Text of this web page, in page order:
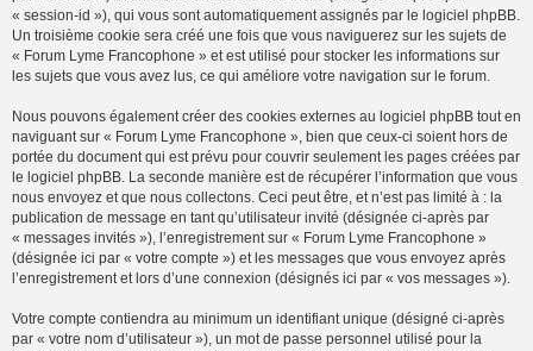
« session-id »), qui vous sont automatiquement assignés par le logiciel phpBB.
Un troisième cookie sera créé une fois que vous naviguerez sur les sujets de
« Forum Lyme Francophone » et est utilisé pour stocker les informations sur
les sujets que vous avez lus, ce qui améliore votre navigation sur le forum.
Nous pouvons également créer des cookies externes au logiciel phpBB tout en
naviguant sur « Forum Lyme Francophone », bien que ceux-ci soient hors de
portée du document qui est prévu pour couvrir seulement les pages créées par
le logiciel phpBB. La seconde manière est de récupérer l’information que vous
nous envoyez et que nous collectons. Ceci peut être, et n’est pas limité à : la
publication de message en tant qu’utilisateur invité (désignée ci-après par
« messages invités »), l’enregistrement sur « Forum Lyme Francophone »
(désignée ici par « votre compte ») et les messages que vous envoyez après
l’enregistrement et lors d’une connexion (désignés ici par « vos messages »).
Votre compte contiendra au minimum un identifiant unique (désigné ci-après
par « votre nom d’utilisateur »), un mot de passe personnel utilisé pour la